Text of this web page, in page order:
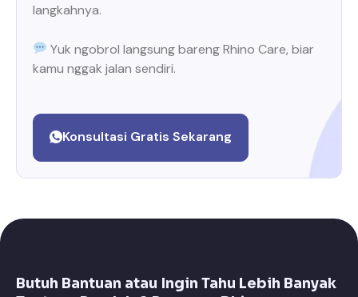
langkahnya.
Yuk ngobrol langsung bareng Rhino Care, biar
kamu nggak jalan sendiri.
Konsultasi Gratis Sekarang
Butuh Bantuan atau Ingin Tahu Lebih Banyak